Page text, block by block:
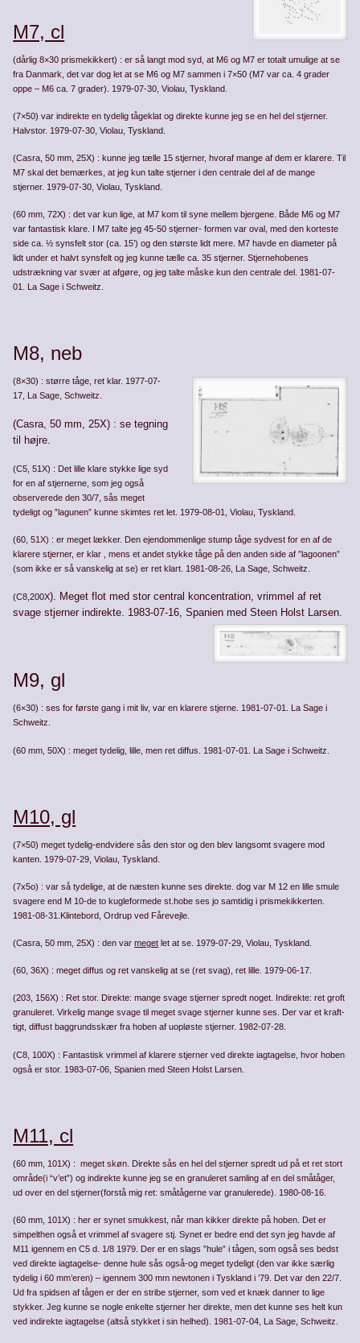
M7, cl
(dårlig 8×30 prismekikkert) : er så langt mod syd, at M6 og M7 er totalt umulige at se
fra Danmark, det var dog let at se M6 og M7 sammen i 7×50 (M7 var ca. 4 grader
oppe – M6 ca. 7 grader). 1979-07-30, Violau, Tyskland.
(7×50) var indirekte en tydelig tågeklat og direkte kunne jeg se en hel del stjerner.
Halvstor. 1979-07-30, Violau, Tyskland.
(Casra, 50 mm, 25X) : kunne jeg tælle 15 stjerner, hvoraf mange af dem er klarere. Til
M7 skal det bemærkes, at jeg kun talte stjerner i den centrale del af de mange
stjerner. 1979-07-30, Violau, Tyskland.
(60 mm, 72X) : det var kun lige, at M7 kom til syne mellem bjergene. Både M6 og M7
var fantastisk klare. I M7 talte jeg 45-50 stjerner- formen var oval, med den korteste
side ca. ½ synsfelt stor (ca. 15’) og den største lidt mere. M7 havde en diameter på
lidt under et halvt synsfelt og jeg kunne tælle ca. 35 stjerner. Stjernehobenes
udstrækning var svær at afgøre, og jeg talte måske kun den centrale del. 1981-07-
01. La Sage i Schweitz.
M8, neb
(8×30) : større tåge, ret klar. 1977-07-
17, La Sage, Schweitz.
(Casra, 50 mm, 25X) : se tegning
til højre.
(C5, 51X) : Det lille klare stykke lige syd
for en af stjernerne, som jeg også
observerede den 30/7, sås meget
tydeligt og ”lagunen” kunne skimtes ret let. 1979-08-01, Violau, Tyskland.
(60, 51X) : er meget lækker. Den ejendommenlige stump tåge sydvest for en af de
klarere stjerner, er klar , mens et andet stykke tåge på den anden side af ”lagoonen”
(som ikke er så vanskelig at se) er ret klart. 1981-08-26, La Sage, Schweitz.
(C8,200X). Meget flot med stor central koncentration, vrim­mel af ret
svage stjerner indirekte. 1983-07-16, Spanien med Steen Holst Larsen.
M9, gl
(6×30) : ses for første gang i mit liv, var en klarere stjerne. 1981-07-01. La Sage i
Schweitz.
(60 mm, 50X) : meget tydelig, lille, men ret diffus. 1981-07-01. La Sage i Schweitz.
M10, gl
(7×50) meget tydelig-endvidere sås den stor og den blev langsomt svagere mod
kanten. 1979-07-29, Violau, Tyskland.
(7x5o) : var så tydelige, at de næsten kunne ses direkte. dog var M 12 en lille smule
svagere end M 10-de to kugleformede st.­hobe ses jo samtidig i prismekikkerten.
1981-08-31.Klintebord, Ordrup ved Fårevejle.
(Casra, 50 mm, 25X) : den varmeget let at se. 1979-07-29, Violau, Tyskland.
(60, 36X) : meget diffus og ret vanskelig at se (ret svag), ret lille. 1979-06-17.
(203, 156X) : Ret stor. Direkte: mange svage stjerner spredt noget. Indirekte: ret groft
granuleret. Vir­kelig mange svage til meget svage stjerner kunne ses. Der var et kraft­
tigt, diffust baggrundsskær fra hoben af uopløste stjerner. 1982-07-28.
(C8, 100X) : Fantastisk vrimmel af klarere stjerner ved direkte iagtagelse, hvor hoben
også er stor. 1983-07-06, Spanien med Steen Holst Larsen.
M11, cl
(60 mm, 101X) : meget skøn. Direkte sås en hel del stjerner spredt ud på et ret stort
område(i “v’et”) og indirekte kunne jeg se en granuleret samling af en del småtåger,
ud over en del stjerner(forstå mig ret: småtågerne var granulerede). 1980-08-16.
(60 mm, 101X) : her er synet smukkest, når man kikker direkte på hoben. Det er
simpelthen også et vrimmel af svagere stj. Synet er bedre end det syn jeg havde af
M11 igennem en C5 d. 1/8 1979. Der er en slags ”hule” i tågen, som også ses bedst
ved direkte iagtagelse- denne hule sås også-og meget tydeligt (den var ikke særlig
tydelig i 60 mm’eren) – igennem 300 mm newtonen i Tyskland i ’79. Det var den 22/7.
Ud fra spidsen af tågen er der en stribe stjerner, som ved et knæk danner to lige
stykker. Jeg kunne se nogle enkelte stjerner her direkte, men det kunne ses helt kun
ved indirekte iagtagelse (altså stykket i sin helhed). 1981-07-04, La Sage, Schweitz.